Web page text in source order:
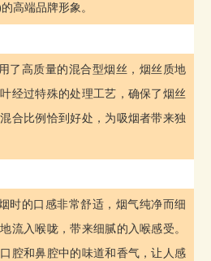
高端品牌形象。
了高质量的混合型烟丝，烟丝质地
经过特殊的处理工艺，确保了烟丝
合比例恰到好处，为吸烟者带来独
时的口感非常舒适，烟气纯净而细
流入喉咙，带来细腻的入喉感受。
腔和鼻腔中的味道和香气，让人感